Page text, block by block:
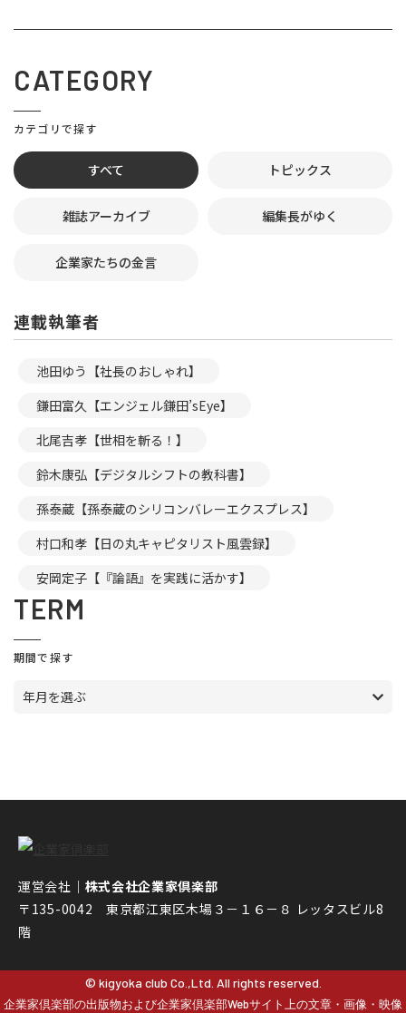
CATEGORY
カテゴリで探す
すべて トピックス
雑誌アーカイブ 編集長がゆく
企業家たちの金言
連載執筆者
池田ゆう【社長のおしゃれ】
鎌田富久【エンジェル鎌田’sEye】
北尾吉孝【世相を斬る！】
鈴木康弘【デジタルシフトの教科書】
孫泰蔵【孫泰蔵のシリコンバレーエクスプレス】
村口和孝【日の丸キャピタリスト風雲録】
安岡定子【『論語』を実践に活かす】
TERM
期間で探す
年月を選ぶ
運営会社｜ 株式会社企業家倶楽部
〒135-0042 東京都江東区木場３－１６－８ レッタスビル8
階
© kigyoka club Co.,Ltd. All rights reserved.
企業家倶楽部の出版物および企業家倶楽部Webサイト上の文章・画像・映像